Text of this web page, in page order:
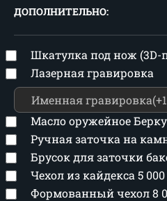
ДОПОЛНИТЕЛЬНО:
Шкатулка под нож (3D-
Лазерная гравировка
Масло оружейное
Ручная заточка на
Брусок для заточки
Чехол из кайдекса 5 000
Формованный чехол8